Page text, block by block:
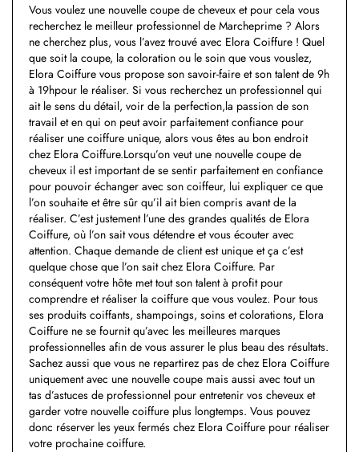
Vous voulez une nouvelle coupe de cheveux et pour cela vous
recherchez le meilleur professionnel de Marcheprime ? Alors
ne cherchez plus, vous l’avez trouvé avec Elora Coiffure ! Quel
que soit la coupe, la coloration ou le soin que vous vouslez,
Elora Coiffure vous propose son savoir-faire et son talent de 9h
à 19hpour le réaliser. Si vous recherchez un professionnel qui
ait le sens du détail, voir de la perfection,la passion de son
travail et en qui on peut avoir parfaitement confiance pour
réaliser une coiffure unique, alors vous êtes au bon endroit
chez Elora Coiffure.Lorsqu’on veut une nouvelle coupe de
cheveux il est important de se sentir parfaitement en confiance
pour pouvoir échanger avec son coiffeur, lui expliquer ce que
l’on souhaite et être sûr qu’il ait bien compris avant de la
réaliser. C’est justement l’une des grandes qualités de Elora
Coiffure, où l’on sait vous détendre et vous écouter avec
attention. Chaque demande de client est unique et ça c’est
quelque chose que l’on sait chez Elora Coiffure. Par
conséquent votre hôte met tout son talent à profit pour
comprendre et réaliser la coiffure que vous voulez. Pour tous
ses produits coiffants, shampoings, soins et colorations, Elora
Coiffure ne se fournit qu’avec les meilleures marques
professionnelles afin de vous assurer le plus beau des résultats.
Sachez aussi que vous ne repartirez pas de chez Elora Coiffure
uniquement avec une nouvelle coupe mais aussi avec tout un
tas d’astuces de professionnel pour entretenir vos cheveux et
garder votre nouvelle coiffure plus longtemps. Vous pouvez
donc réserver les yeux fermés chez Elora Coiffure pour réaliser
votre prochaine coiffure.